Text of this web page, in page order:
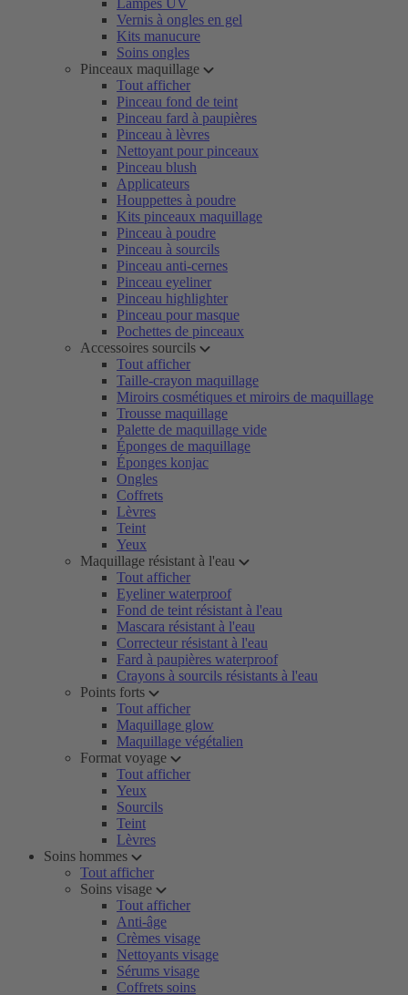
Lampes UV
Vernis à ongles en gel
Kits manucure
Soins ongles
Pinceaux maquillage
Tout afficher
Pinceau fond de teint
Pinceau fard à paupières
Pinceau à lèvres
Nettoyant pour pinceaux
Pinceau blush
Applicateurs
Houppettes à poudre
Kits pinceaux maquillage
Pinceau à poudre
Pinceau à sourcils
Pinceau anti-cernes
Pinceau eyeliner
Pinceau highlighter
Pinceau pour masque
Pochettes de pinceaux
Accessoires sourcils
Tout afficher
Taille-crayon maquillage
Miroirs cosmétiques et miroirs de maquillage
Trousse maquillage
Palette de maquillage vide
Éponges de maquillage
Éponges konjac
Ongles
Coffrets
Lèvres
Teint
Yeux
Maquillage résistant à l'eau
Tout afficher
Eyeliner waterproof
Fond de teint résistant à l'eau
Mascara résistant à l'eau
Correcteur résistant à l'eau
Fard à paupières waterproof
Crayons à sourcils résistants à l'eau
Points forts
Tout afficher
Maquillage glow
Maquillage végétalien
Format voyage
Tout afficher
Yeux
Sourcils
Teint
Lèvres
Soins hommes
Tout afficher
Soins visage
Tout afficher
Anti-âge
Crèmes visage
Nettoyants visage
Sérums visage
Coffrets soins